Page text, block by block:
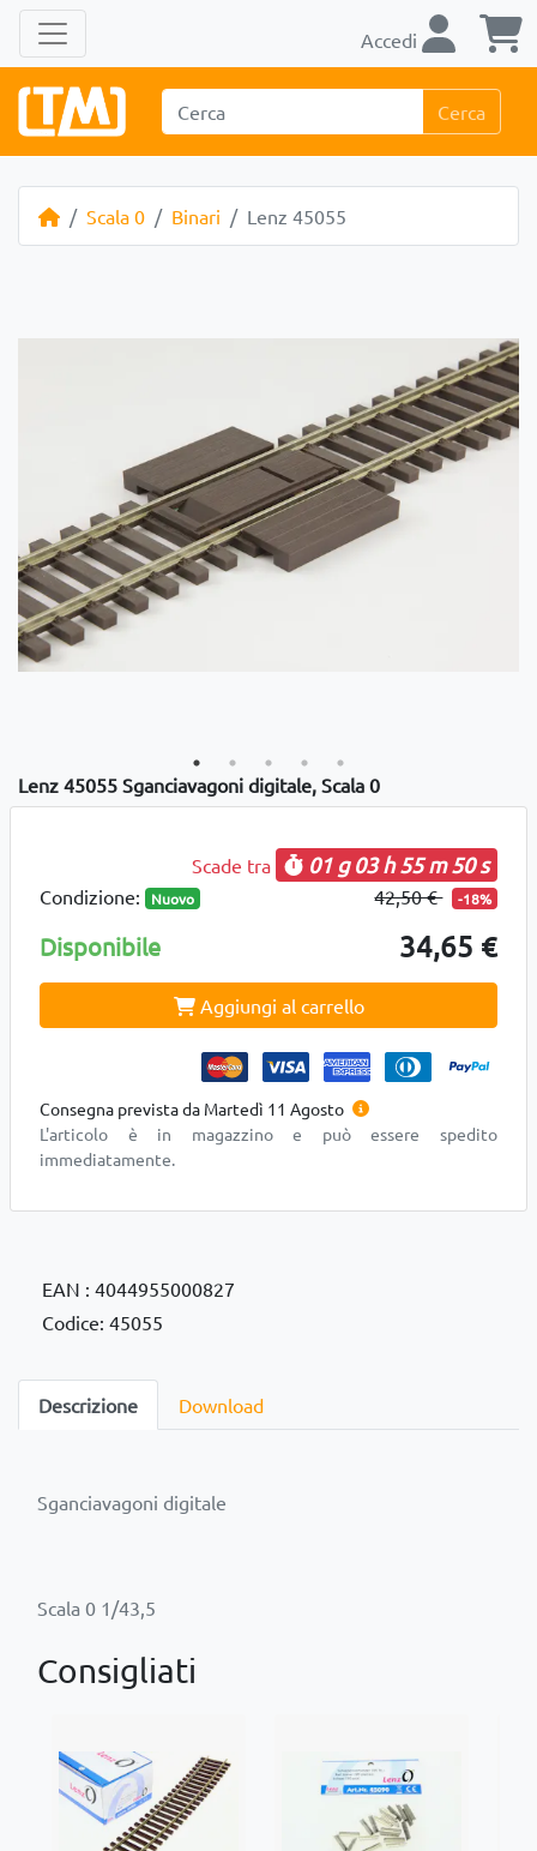
Accedi
Cerca
Scala 0 Binari Lenz 45055
Lenz 45055 Sganciavagoni digitale, Scala 0
Scade tra 01 g03 h55 m50 s
Condizione: Nuovo 42,50 € -18%
Disponibile 34,65 €
Aggiungi al carrello
Consegna prevista da Martedì 11 Agosto
L'articolo è in magazzino e può essere spedito
immediatamente.
EAN : 4044955000827
Codice: 45055
Descrizione Download
Sganciavagoni digitale
Consigliati